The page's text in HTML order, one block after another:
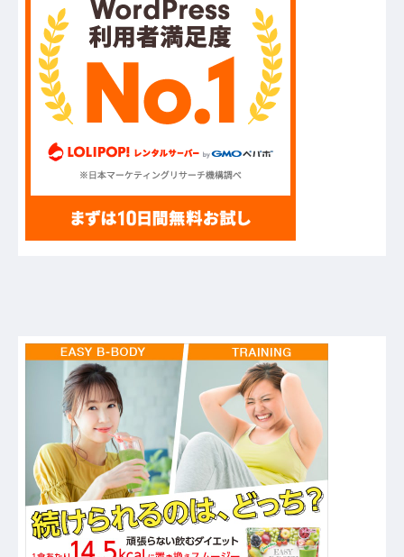
【8/7】他
ハードオフに売っていた4万4000円のフィギュア
がヤバすぎるｗｗｗｗｗｗ「こんな高いの？ｗ
ｗ」「逆に超安い」
【GIF】JSのカンチョーワロタ
ｗｗｗ(※画像あり)
限速度で走った結果wwwwwwwwwwww